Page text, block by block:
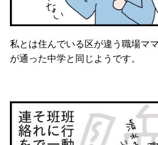
私とは住んでいる区が違う職場マ
が通った中学と同じようです。